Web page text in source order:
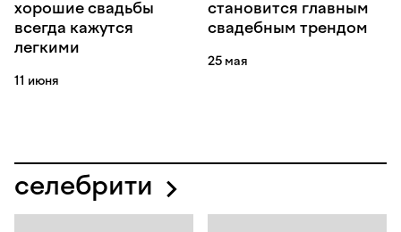
хорошие свадьбы
всегда кажутся
легкими
11 июня
становится главным
свадебным трендом
25 мая
селебрити